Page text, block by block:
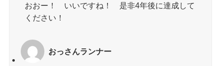
おおー！ いいですね！ 是非4年後に達成して
ください！
おっさんランナー